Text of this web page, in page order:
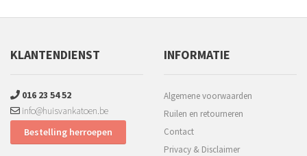
KLANTENDIENST
016 23 54 52
info@huisvankatoen.be
Bestelling herroepen
INFORMATIE
Algemene voorwaarden
Ruilen en retourneren
Contact
Privacy & Disclaimer